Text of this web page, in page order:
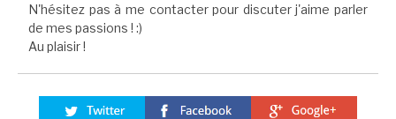
N'hésitez pas à me contacter pour discuter j'aime parler
de mes passions ! :)
Au plaisir !